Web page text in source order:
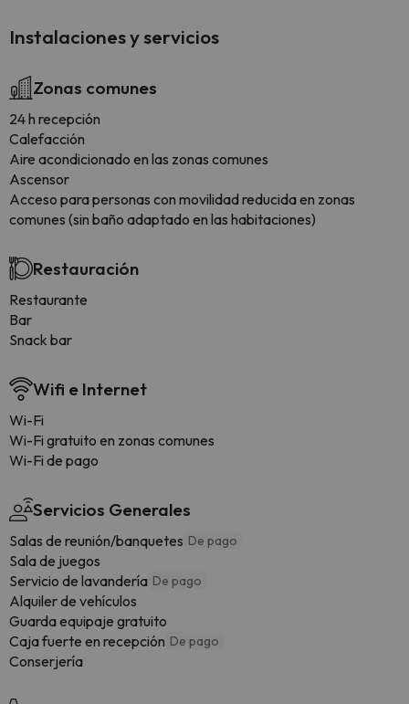
Instalaciones y servicios
Zonas comunes
24 h recepción
Calefacción
Aire acondicionado en las zonas comunes
Ascensor
Acceso para personas con movilidad reducida en zonas
comunes (sin baño adaptado en las habitaciones)
Restauración
Restaurante
Bar
Snack bar
Wifi e Internet
Wi-Fi
Wi-Fi gratuito en zonas comunes
Wi-Fi de pago
Servicios Generales
Salas de reunión/banquetes De pago
Sala de juegos
Servicio de lavandería De pago
Alquiler de vehículos
Guarda equipaje gratuito
Caja fuerte en recepción De pago
Conserjería